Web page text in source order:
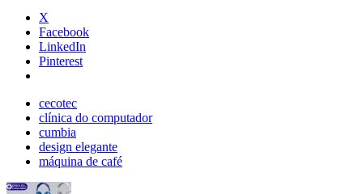
X
Facebook
LinkedIn
Pinterest
cecotec
clínica do computador
cumbia
design elegante
máquina de café